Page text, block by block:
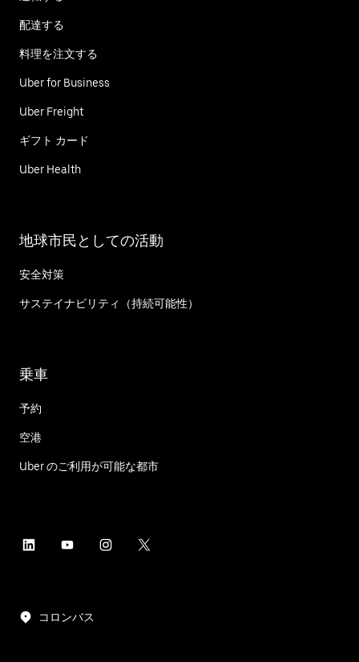
配達する
料理を注文する
Uber for Business
Uber Freight
ギフト カード
Uber Health
地球市民としての活動
安全対策
サステイナビリティ（持続可能性）
乗車
予約
空港
Uber のご利用が可能な都市
コロンバス